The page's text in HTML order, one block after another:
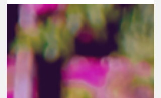
écologique, de la biodiversité et des négociations
internationales sur le climat et la nature sur les
conséquences des épisodes caniculaires sur la
faune sauvage et sur la préservation de la
biodiversité. La canicule qui a frappé la France à
la fin du mois de juin 2026 a rappelé que le
dérèglement climatique menace l'ensemble des
écosystèmes. Les épisodes de forte chaleur con